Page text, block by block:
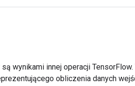
wynikami innej operacji TensorFlow.
obliczenia danych